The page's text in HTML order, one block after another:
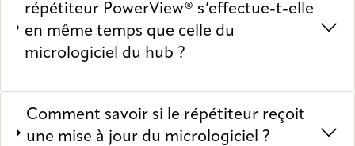
répétiteur PowerView® s’effectue-t-elle
en même temps que celle du
micrologiciel du hub ?
Comment savoir si le répétiteur reçoit
une mise à jour du micrologiciel ?